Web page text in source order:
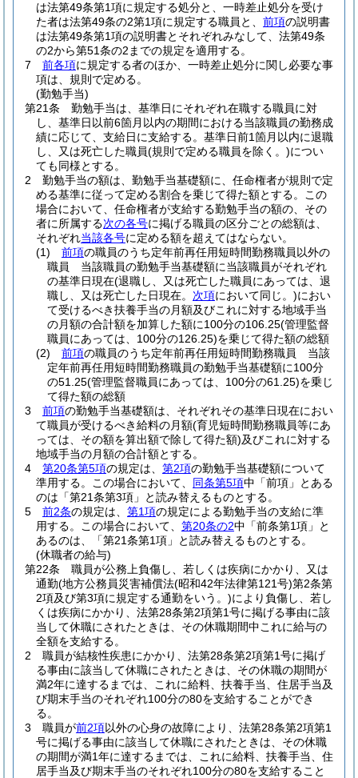
は法第49条第1項に規定する処分と、一時差止処分を受け
た者は法第49条の2第1項に規定する職員と、 前項の説明書
は法第49条第1項の説明書とそれぞれみなして、法第49条
の2から第51条の2までの規定を適用する。
7
前各項に規定する者のほか、一時差止処分に関し必要な事
項は、規則で定める。
(勤勉手当)
第21条
勤勉手当は、基準日にそれぞれ在職する職員に対
し、基準日以前6箇月以内の期間における当該職員の勤務成
績に応じて、支給日に支給する。 基準日前1箇月以内に退職
し、又は死亡した職員(規則で定める職員を除く。)につい
ても同様とする。
2
勤勉手当の額は、勤勉手当基礎額に、任命権者が規則で定
める基準に従って定める割合を乗じて得た額とする。
この
場合において、任命権者が支給する勤勉手当の額の、その
者に所属する次の各号に掲げる職員の区分ごとの総額は、
それぞれ当該各号に定める額を超えてはならない。
(1)
前項の職員のうち定年前再任用短時間勤務職員以外の
職員 当該職員の勤勉手当基礎額に当該職員がそれぞれ
の基準日現在(退職し、又は死亡した職員にあっては、退
職し、又は死亡した日現在。 次項において同じ。)におい
て受けるべき扶養手当の月額及びこれに対する地域手当
の月額の合計額を加算した額に100分の106.25(管理監督
職員にあっては、100分の126.25)を乗じて得た額の総額
(2)
前項の職員のうち定年前再任用短時間勤務職員 当該
定年前再任用短時間勤務職員の勤勉手当基礎額に100分
の51.25(管理監督職員にあっては、100分の61.25)を乗じ
て得た額の総額
3
前項の勤勉手当基礎額は、それぞれその基準日現在におい
て職員が受けるべき給料の月額(育児短時間勤務職員等にあ
っては、その額を算出額で除して得た額)及びこれに対する
地域手当の月額の合計額とする。
4
第20条第5項の規定は、 第2項の勤勉手当基礎額について
準用する。
この場合において、 同条第5項中「前項」とある
のは「第21条第3項」と読み替えるものとする。
5
前2条の規定は、 第1項の規定による勤勉手当の支給に準
用する。
この場合において、 第20条の2中「前条第1項」と
あるのは、「第21条第1項」と読み替えるものとする。
(休職者の給与)
第22条
職員が公務上負傷し、若しくは疾病にかかり、又は
通勤(地方公務員災害補償法(昭和42年法律第121号)第2条第
2項及び第3項に規定する通勤をいう。)により負傷し、若し
くは疾病にかかり、法第28条第2項第1号に掲げる事由に該
当して休職にされたときは、その休職期間中これに給与の
全額を支給する。
2
職員が結核性疾患にかかり、法第28条第2項第1号に掲げ
る事由に該当して休職にされたときは、その休職の期間が
満2年に達するまでは、これに給料、扶養手当、住居手当及
び期末手当のそれぞれ100分の80を支給することができ
る。
3
職員が前2項以外の心身の故障により、法第28条第2項第1
号に掲げる事由に該当して休職にされたときは、その休職
の期間が満1年に達するまでは、これに給料、扶養手当、住
居手当及び期末手当のそれぞれ100分の80を支給すること